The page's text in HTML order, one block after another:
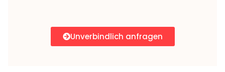
Unverbindlich anfragen